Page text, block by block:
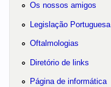
Os nossos amigos
Legislação Portuguesa
Oftalmologias
Diretório de links
Página de informática